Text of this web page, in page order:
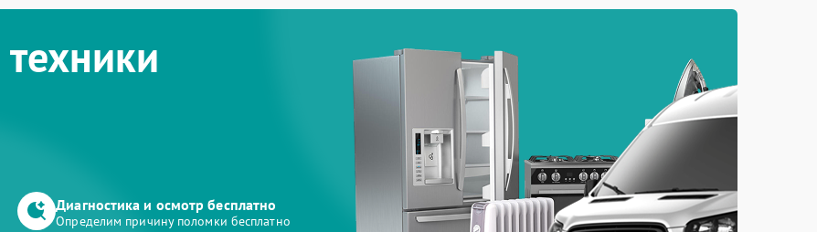
Диагностика и осмотр бесплатно
Определим причину поломки бесплатно